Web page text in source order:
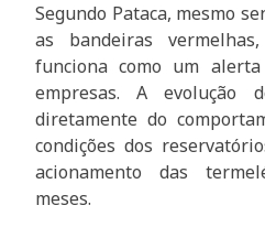
Segundo Pataca, mesmo
as bandeiras
funciona como um
empresas. A evolução
diretamente do
condições dos
acionamento das
meses.